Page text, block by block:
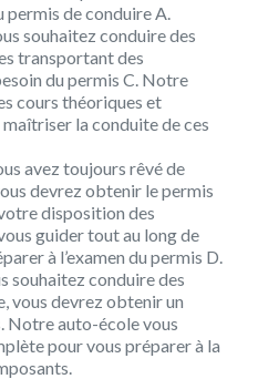
permis de conduire A.
souhaitez conduire des
transportant des
du permis C. Notre
cours théoriques et
la conduite de ces
avez toujours rêvé de
devrez obtenir le permis
disposition des
guider tout au long de
à l’examen du permis D.
souhaitez conduire des
vous devrez obtenir un
Notre auto-école vous
pour vous préparer à la